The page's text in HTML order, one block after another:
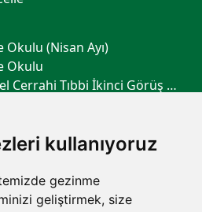
kullanıyoruz
gezinme
geliştirmek, size
Okulu (Nisan Ayı)
Okulu
TUSA Hastanesi – Genel Cerrahi Tıbbi İkinci Görüş Hizmeti
- TUSA Hastanesi
- TUSA Hastanesi